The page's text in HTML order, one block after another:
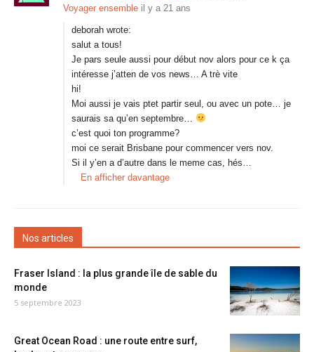
Voyager ensemble il y a 21 ans
deborah wrote:
salut a tous!
Je pars seule aussi pour début nov alors pour ce k ça
intéresse j’atten de vos news… A trè vite
hi!
Moi aussi je vais ptet partir seul, ou avec un pote… je
saurais sa qu’en septembre…
c’est quoi ton programme?
moi ce serait Brisbane pour commencer vers nov.
Si il y’en a d’autre dans le meme cas, hés…
En afficher davantage
Nos articles
Fraser Island : la plus grande île de sable du
monde
5 septembre 2023
Great Ocean Road : une route entre surf,